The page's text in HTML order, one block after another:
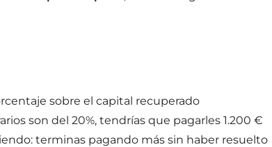
sobre el capital recuperado
son del 20%, tendrías que pagarles 1.200 €
terminas pagando más sin haber resuelto